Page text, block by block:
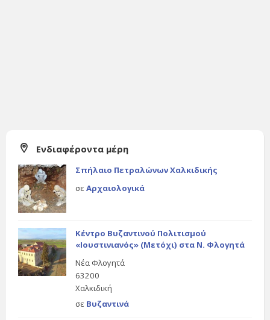
Ενδιαφέροντα μέρη
Σπήλαιο Πετραλώνων Χαλκιδικής
σε Αρχαιολογικά
Κέντρο Βυζαντινού Πολιτισμού
«Ιουστινιανός» (Μετόχι) στα Ν. Φλογητά
Νέα Φλογητά
63200
Χαλκιδική
σε Βυζαντινά